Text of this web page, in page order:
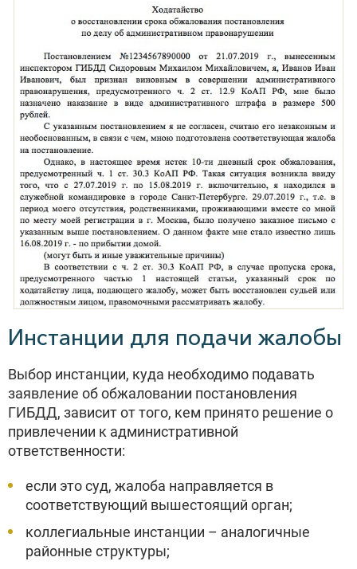
Инстанции для подачи жалобы
Выбор инстанции, куда необходимо подавать
заявление об обжаловании постановления
ГИБДД, зависит от того, кем принято решение о
привлечении к административной
ответственности:
если это суд, жалоба направляется в
соответствующий вышестоящий орган;
коллегиальные инстанции – аналогичные
районные структуры;